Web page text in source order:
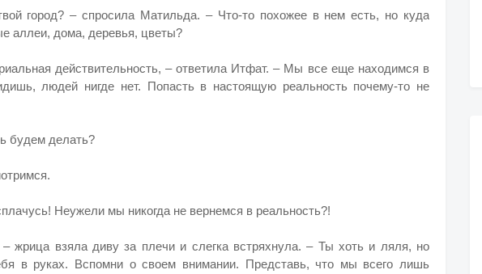
город? – спросила Матильда. – Что-то похожее в нем есть, но куда
аллеи, дома, деревья, цветы?
действительность, – ответила Итфат. – Мы все еще находимся в
людей нигде нет. Попасть в настоящую реальность почему-то не
будем делать?
Неужели мы никогда не вернемся в реальность?!
жрица взяла диву за плечи и слегка встряхнула. – Ты хоть и ляля, но
в руках. Вспомни о своем внимании. Представь, что мы всего лишь